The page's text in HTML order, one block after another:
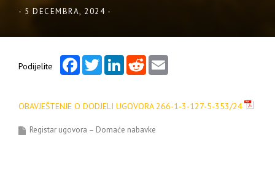
- 5 DECEMBRA, 2024 -
Podijelite
FacebookTwitterLinkedInReddit
OBAVJEŠTENJE O DODJELI UGOVORA 266-1-3-127-5-353/24
Registar ugovora – Domaće nabavke